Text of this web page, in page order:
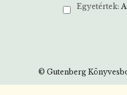
Egyetértek:
© Gutenberg